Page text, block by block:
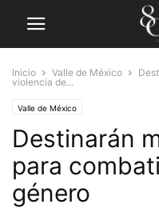
Inicio Valle de México
violencia de...
Valle de México
Destinarán
para
género